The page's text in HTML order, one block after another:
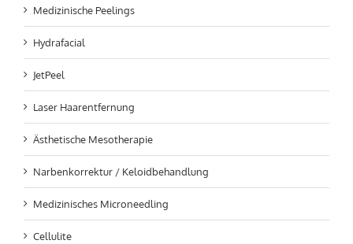
Medizinische Peelings
Hydrafacial
JetPeel
Laser Haarentfernung
Ästhetische Mesotherapie
Narbenkorrektur / Keloidbehandlung
Medizinisches Microneedling
Cellulite